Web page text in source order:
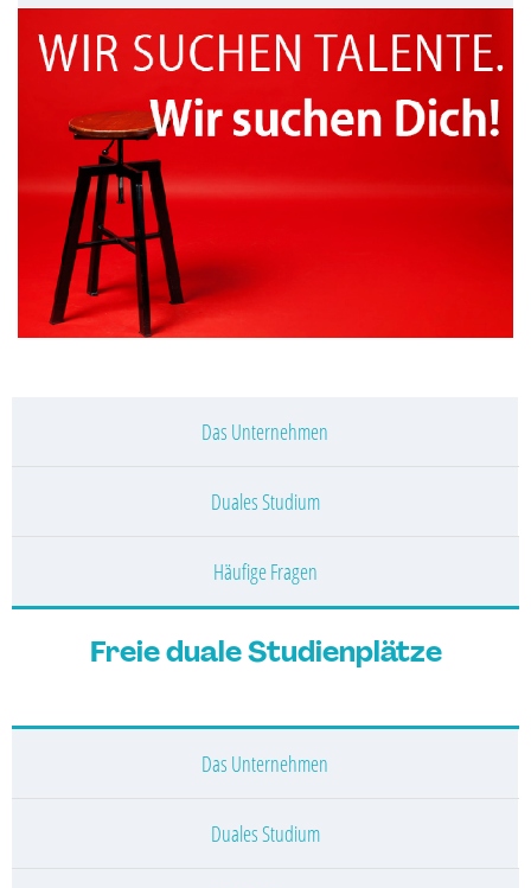
Das Unternehmen
Duales Studium
Häufige Fragen
Freie duale Studienplätze
Das Unternehmen
Duales Studium